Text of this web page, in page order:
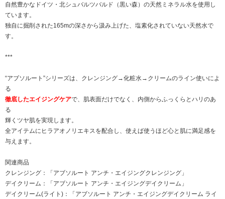
自然豊かなドイツ・北シュバルツバルド（黒い森）の天然ミネラル水を使用し
ています。
独自に掘削された165mの深さから汲み上げた、塩素化されていない天然水で
す。
***
“アブソルート”シリーズは、クレンジング→化粧水→クリームのライン使いによ
る
徹底したエイジングケアで、肌表面だけでなく、内側からふっくらとハリのあ
る
輝くツヤ肌を実現します。
全アイテムにヒラアオノリエキスを配合し、使えば使うほど心と肌に満足感を
与えます。
関連商品
クレンジング：
「アブソルート アンチ・エイジングクレンジング」
デイクリーム：
「アブソルート アンチ・エイジングデイクリーム」
デイクリーム(ライト)：
「アブソルート アンチ・エイジングデイクリーム ライ